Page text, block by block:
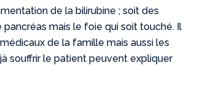
de la bilirubine ; soit des
mais le foie qui soit touché. Il
de la famille mais aussi les
souffrir le patient peuvent expliquer